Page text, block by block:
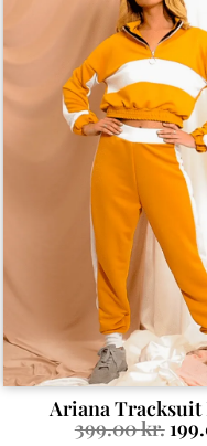
Ariana Tracksuit
399.00kr.